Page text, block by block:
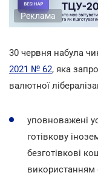
Реклама
30 червня набула
2021 № 62, яка
валютної
уповноважені
готівкову
безготівкові
використанням